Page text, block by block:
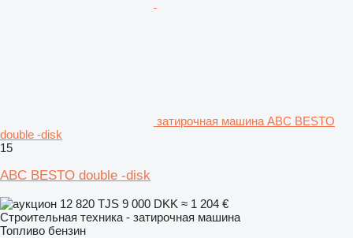
затирочная машина ABC BESTO
double -disk
15
ABC BESTO double -disk
12 820 TJS 9 000 DKK ≈ 1 204 €
Строительная техника - затирочная машина
Топливо бензин